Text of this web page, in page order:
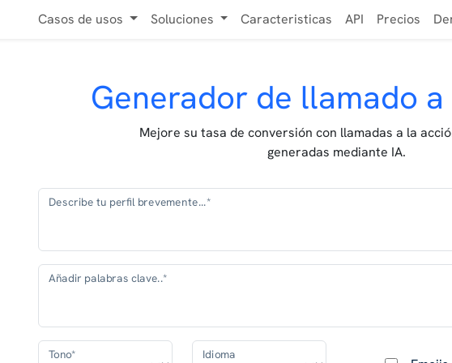
Casos de usos Soluciones Caracteristicas API Precios
Generador de llamado
Mejore su tasa de conversión con llamadas a la
generadas mediante IA.
Describe tu perfil brevemente...*
Añadir palabras clave..*
Tono* Idioma